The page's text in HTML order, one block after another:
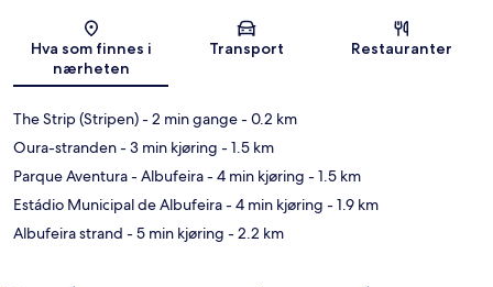
Kart
Hva som finnes i
nærheten
Transport Restauranter
The Strip (Stripen)- 2 min gange- 0.2 km
Oura-stranden- 3 min kjøring - 1.5 km
Parque Aventura - Albufeira- 4 min kjøring - 1.5 km
Estádio Municipal de Albufeira- 4 min kjøring - 1.9 km
Albufeira strand - 5 min kjøring - 2.2 km